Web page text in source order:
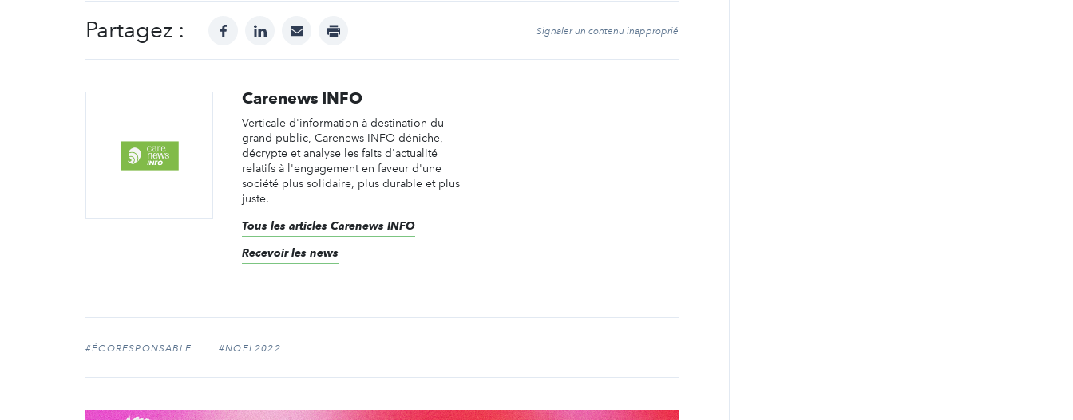
Partagez : facebooklinkedinmail print Signaler un contenu inapproprié
Carenews INFO
Verticale d'information à destination du
grand public, Carenews INFO déniche,
décrypte et analyse les faits d'actualité
relatifs à l'engagement en faveur d'une
société plus solidaire, plus durable et plus
juste.
Tous les articles Carenews INFO
Recevoir les news
#ÉCORESPONSABLE #NOEL2022